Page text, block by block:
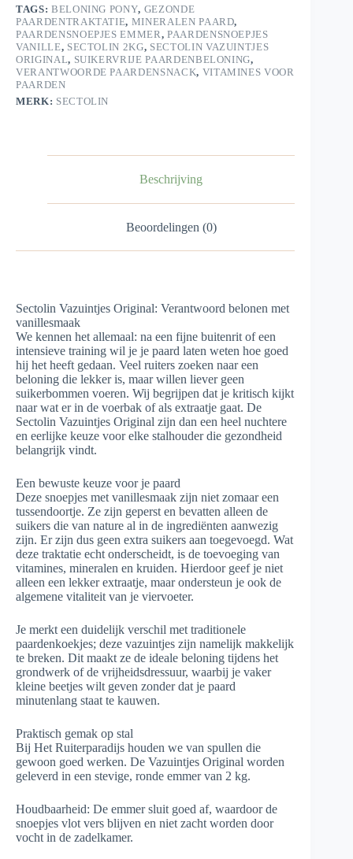
TAGS: BELONING PONY, GEZONDE
PAARDENTRAKTATIE, MINERALEN PAARD,
PAARDENSNOEPJES EMMER, PAARDENSNOEPJES
VANILLE, SECTOLIN 2KG, SECTOLIN VAZUINTJES
ORIGINAL, SUIKERVRIJE PAARDENBELONING,
VERANTWOORDE PAARDENSNACK, VITAMINES VOOR
PAARDEN
MERK: SECTOLIN
Beschrijving
Beoordelingen (0)
Sectolin Vazuintjes Original: Verantwoord belonen met
vanillesmaak
We kennen het allemaal: na een fijne buitenrit of een
intensieve training wil je je paard laten weten hoe goed
hij het heeft gedaan. Veel ruiters zoeken naar een
beloning die lekker is, maar willen liever geen
suikerbommen voeren. Wij begrijpen dat je kritisch kijkt
naar wat er in de voerbak of als extraatje gaat. De
Sectolin Vazuintjes Original zijn dan een heel nuchtere
en eerlijke keuze voor elke stalhouder die gezondheid
belangrijk vindt.
Een bewuste keuze voor je paard
Deze snoepjes met vanillesmaak zijn niet zomaar een
tussendoortje. Ze zijn geperst en bevatten alleen de
suikers die van nature al in de ingrediënten aanwezig
zijn. Er zijn dus geen extra suikers aan toegevoegd. Wat
deze traktatie echt onderscheidt, is de toevoeging van
vitamines, mineralen en kruiden. Hierdoor geef je niet
alleen een lekker extraatje, maar ondersteun je ook de
algemene vitaliteit van je viervoeter.
Je merkt een duidelijk verschil met traditionele
paardenkoekjes; deze vazuintjes zijn namelijk makkelijk
te breken. Dit maakt ze de ideale beloning tijdens het
grondwerk of de vrijheidsdressuur, waarbij je vaker
kleine beetjes wilt geven zonder dat je paard
minutenlang staat te kauwen.
Praktisch gemak op stal
Bij Het Ruiterparadijs houden we van spullen die
gewoon goed werken. De Vazuintjes Original worden
geleverd in een stevige, ronde emmer van 2 kg.
Houdbaarheid: De emmer sluit goed af, waardoor de
snoepjes vlot vers blijven en niet zacht worden door
vocht in de zadelkamer.